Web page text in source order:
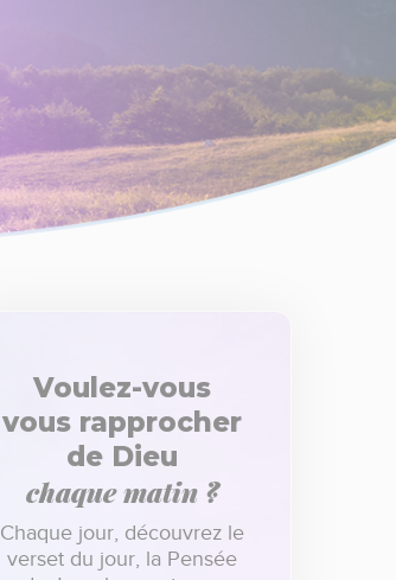
Voulez-vous
vous rapprocher
de Dieu
chaque matin ?
Chaque jour, découvrez le
verset du jour, la Pensée